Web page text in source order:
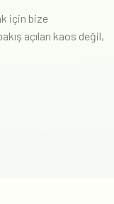
için bize
açıları kaos değil,